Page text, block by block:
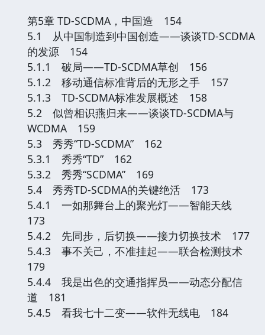
第5章 TD-SCDMA，中国造 154
5.1 从中国制造到中国创造——谈谈TD-SCDMA
的发源 154
5.1.1 破局——TD-SCDMA草创 156
5.1.2 移动通信标准背后的无形之手 157
5.1.3 TD-SCDMA标准发展概述 158
5.2 似曾相识燕归来——谈谈TD-SCDMA与
WCDMA 159
5.3 秀秀“TD-SCDMA” 162
5.3.1 秀秀“TD” 162
5.3.2 秀秀“SCDMA” 169
5.4 秀秀TD-SCDMA的关键绝活 173
5.4.1 一如那舞台上的聚光灯——智能天线
173
5.4.2 先同步，后切换——接力切换技术 177
5.4.3 事不关己，不准挂起——联合检测技术
179
5.4.4 我是出色的交通指挥员——动态分配信
道 181
5.4.5 看我七十二变——软件无线电 184